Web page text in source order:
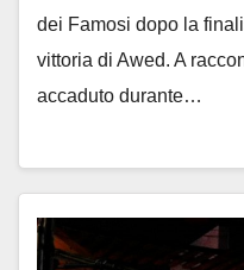
dei Famosi dopo la
vittoria di Awed. A
accaduto durante…